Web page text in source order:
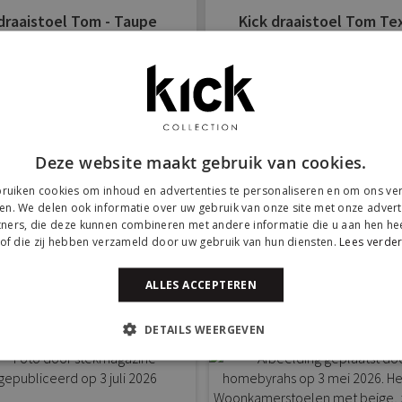
Tom - Taupe
Kick draaistoel Tom
8Items
Kick bij onze
door #yeskickcollection of @kickcollection.nl te gebruiken op
Deze website maakt gebruik van cookies.
cookies om inhoud en advertenties te personaliseren en om ons
We delen ook informatie over uw gebruik van onze site met onze
die deze kunnen combineren met andere informatie die u aan hen
of die zij hebben verzameld door uw gebruik van hun diensten. Lees verder
ALLES ACCEPTEREN
DETAILS WEERGEVEN